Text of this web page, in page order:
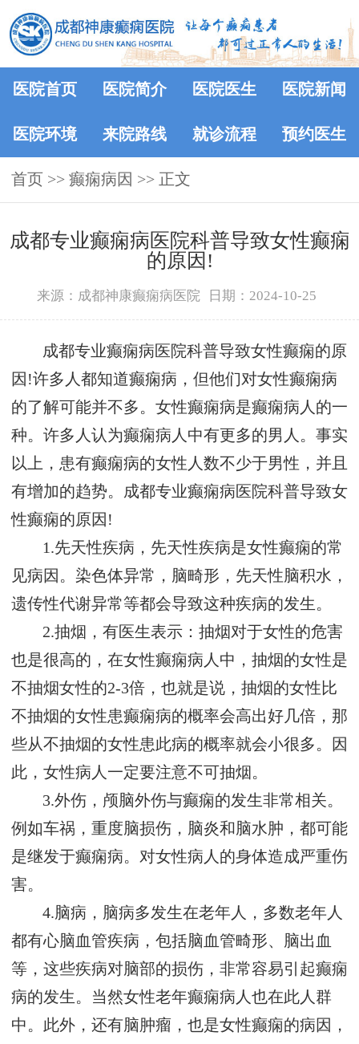
医院首页 医院简介 医院医生 医院新闻
医院环境 来院路线 就诊流程 预约医生
首页 >> 癫痫病因 >> 正文
成都专业癫痫病医院科普导致女性癫痫
的原因!
来源：成都神康癫痫病医院 日期：2024-10-25
成都专业癫痫病医院科普导致女性癫痫的原
因!许多人都知道癫痫病，但他们对女性癫痫病
的了解可能并不多。女性癫痫病是癫痫病人的一
种。许多人认为癫痫病人中有更多的男人。事实
以上，患有癫痫病的女性人数不少于男性，并且
有增加的趋势。成都专业癫痫病医院科普导致女
性癫痫的原因!
1.先天性疾病，先天性疾病是女性癫痫的常
见病因。染色体异常，脑畸形，先天性脑积水，
遗传性代谢异常等都会导致这种疾病的发生。
2.抽烟，有医生表示：抽烟对于女性的危害
也是很高的，在女性癫痫病人中，抽烟的女性是
不抽烟女性的2-3倍，也就是说，抽烟的女性比
不抽烟的女性患癫痫病的概率会高出好几倍，那
些从不抽烟的女性患此病的概率就会小很多。因
此，女性病人一定要注意不可抽烟。
3.外伤，颅脑外伤与癫痫的发生非常相关。
例如车祸，重度脑损伤，脑炎和脑水肿，都可能
是继发于癫痫病。对女性病人的身体造成严重伤
害。
4.脑病，脑病多发生在老年人，多数老年人
都有心脑血管疾病，包括脑血管畸形、脑出血
等，这些疾病对脑部的损伤，非常容易引起癫痫
病的发生。当然女性老年癫痫病人也在此人群
中。此外，还有脑肿瘤，也是女性癫痫的病因，